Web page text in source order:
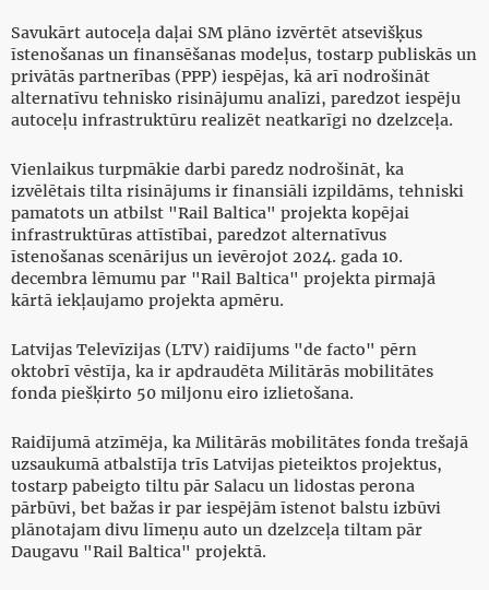
Savukārt autoceļa daļai SM plāno izvērtēt atsevišķus
īstenošanas un finansēšanas modeļus, tostarp publiskās un
privātās partnerības (PPP) iespējas, kā arī nodrošināt
alternatīvu tehnisko risinājumu analīzi, paredzot iespēju
autoceļu infrastruktūru realizēt neatkarīgi no dzelzceļa.
Vienlaikus turpmākie darbi paredz nodrošināt, ka
izvēlētais tilta risinājums ir finansiāli izpildāms, tehniski
pamatots un atbilst "Rail Baltica" projekta kopējai
infrastruktūras attīstībai, paredzot alternatīvus
īstenošanas scenārijus un ievērojot 2024. gada 10.
decembra lēmumu par "Rail Baltica" projekta pirmajā
kārtā iekļaujamo projekta apmēru.
Latvijas Televīzijas (LTV) raidījums "de facto" pērn
oktobrī vēstīja, ka ir apdraudēta Militārās mobilitātes
fonda piešķirto 50 miljonu eiro izlietošana.
Raidījumā atzīmēja, ka Militārās mobilitātes fonda trešajā
uzsaukumā atbalstīja trīs Latvijas pieteiktos projektus,
tostarp pabeigto tiltu pār Salacu un lidostas perona
pārbūvi, bet bažas ir par iespējām īstenot balstu izbūvi
plānotajam divu līmeņu auto un dzelzceļa tiltam pār
Daugavu "Rail Baltica" projektā.